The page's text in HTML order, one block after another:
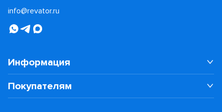
info@revator.ru
Информация
Покупателям